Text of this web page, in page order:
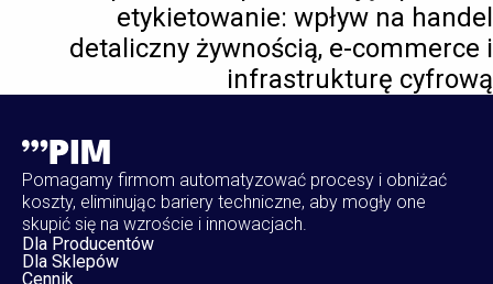
etykietowanie: wpływ na handel
detaliczny żywnością, e-commerce i
infrastrukturę cyfrową
Pomagamy firmom automatyzować procesy i obniżać
koszty, eliminując bariery techniczne, aby mogły one
skupić się na wzroście i innowacjach.
Dla Producentów
Dla Sklepów
Cennik